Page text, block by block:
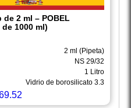
2 ml – POBEL
1000 ml)
2 ml (Pipeta)
NS 29/32
1 Litro
Vidrio de borosilicato 3.3